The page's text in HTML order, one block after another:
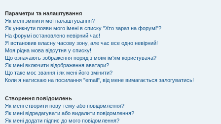
Параметри та налаштування
Як мені змінити мої налаштування?
Як уникнути появи мого імені в списку "Хто зараз на форумі"?
На форумі встановлено невірний час!
Я встановив власну часову зону, але час все одно невірний!
Моя рідна мова відсутня у списку!
Що означають зображення поряд з моїм ім'ям користувача?
Як мені включити відображення аватари?
Що таке моє звання і як мені його змінити?
Коли я натискаю на посилання "email", від мене вимагається залогуватись!
Створення повідомлень
Як мені створити нову тему або повідомлення?
Як мені відредагувати або видалити повідомлення?
Як мені додати підпис до мого повідомлення?